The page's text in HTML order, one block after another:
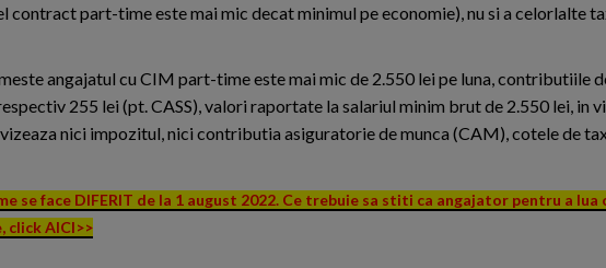
contract part-time este mai mic decat minimul pe economie), nu si a celorlalte
angajatul cu CIM part-time este mai mic de 2.550 lei pe luna, contributiile
255 lei (pt. CASS), valori raportate la salariul minim brut de 2.550 lei, in
nici impozitul, nici contributia asiguratorie de munca (CAM), cotele de
face DIFERIT de la 1 august 2022. Ce trebuie sa stiti ca angajator pentru a lua
click AICI>>